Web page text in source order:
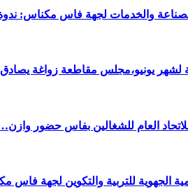
والخدمات لجهة فاس مكناس:
لشهر يونيو،مجلس مقاطعة زواغة
للاتحاد العام للشغالين بفاس حضور
الجهوية للتربية والتكوين لجهة